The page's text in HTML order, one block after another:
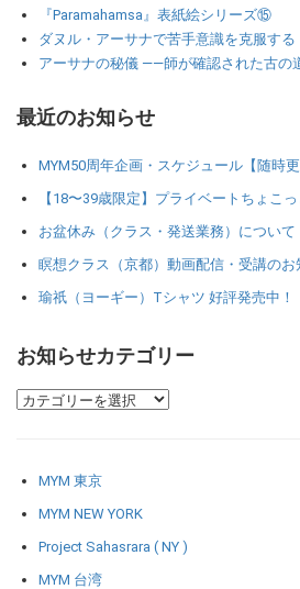
『Paramahamsa』表紙絵シリーズ⑮
ダヌル・アーサナで苦手意識を克服する
アーサナの秘儀 ――師が確認された古の
最近のお知らせ
MYM50周年企画・スケジュール【随時更
【18〜39歳限定】プライベートちょこっ
お盆休み（クラス・発送業務）について
瞑想クラス（京都）動画配信・受講のお
瑜祇（ヨーギー）Tシャツ 好評発売中！
お知らせカテゴリー
MYM 東京
MYM NEW YORK
Project Sahasrara ( NY )
MYM 台湾